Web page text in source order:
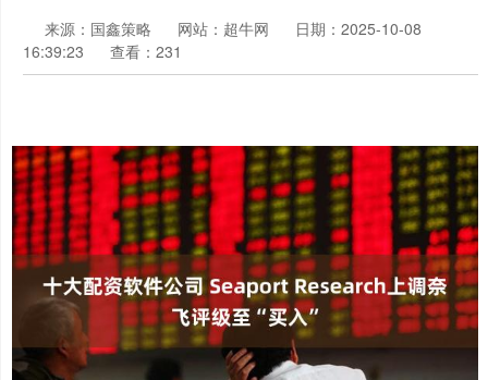
来源：国鑫策略 网站：超牛网
日期：2025-10-08
16:39:23
查看：231